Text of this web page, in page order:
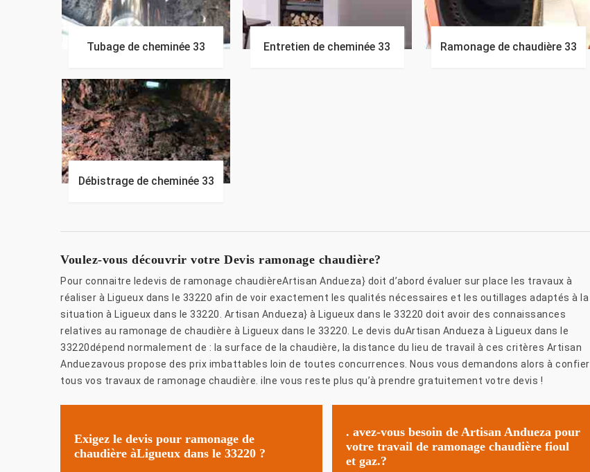
Tubage de cheminée 33 Entretien de cheminée 33 Ramonage de chaudière 33
Débistrage de cheminée 33
Voulez-vous découvrir votre Devis ramonage chaudière?
Pour connaitre ledevis de ramonage chaudièreArtisan Andueza} doit d’abord évaluer sur place les travaux à
réaliser à Ligueux dans le 33220 afin de voir exactement les qualités nécessaires et les outillages adaptés à la
situation à Ligueux dans le 33220. Artisan Andueza} à Ligueux dans le 33220 doit avoir des connaissances
relatives au ramonage de chaudière à Ligueux dans le 33220. Le devis duArtisan Andueza à Ligueux dans le
33220dépend normalement de : la surface de la chaudière, la distance du lieu de travail à ces critères Artisan
Anduezavous propose des prix imbattables loin de toutes concurrences. Nous vous demandons alors à confier
tous vos travaux de ramonage chaudière. ilne vous reste plus qu’à prendre gratuitement votre devis !
Exigez le devis pour ramonage de
chaudière àLigueux dans le 33220 ?
. avez-vous besoin de Artisan Andueza pour
votre travail de ramonage chaudière fioul
et gaz.?